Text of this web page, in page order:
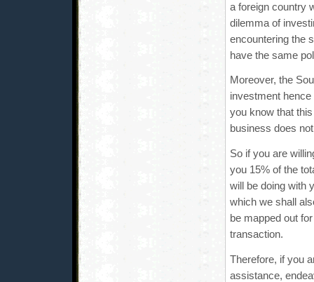
a foreign country
dilemma of
encountering the
have the same
Moreover, the
investment
you know that
business does
So if you are
you 15% of the
will be doing with
which we shall
be mapped out
transaction.
Therefore, if you
assistance,